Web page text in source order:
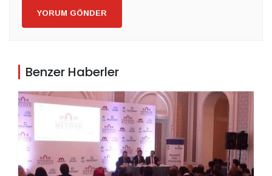
YORUM GÖNDER
Benzer Haberler